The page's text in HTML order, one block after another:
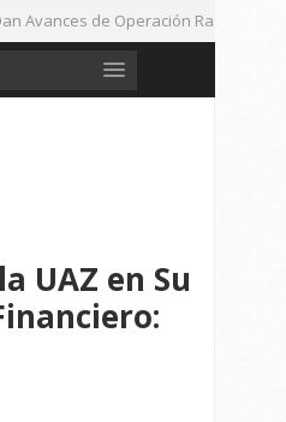
de Operación Rastrillo.
en Festival Cultural de
UAZ en Su